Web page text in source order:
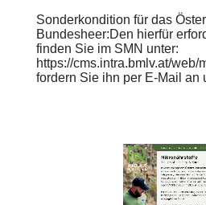
Sonderkondition für das
Bundesheer:Den hierfür
finden Sie im SMN unter:
https://cms.intra.bmlv.at/web/
fordern Sie ihn per E-Mail an